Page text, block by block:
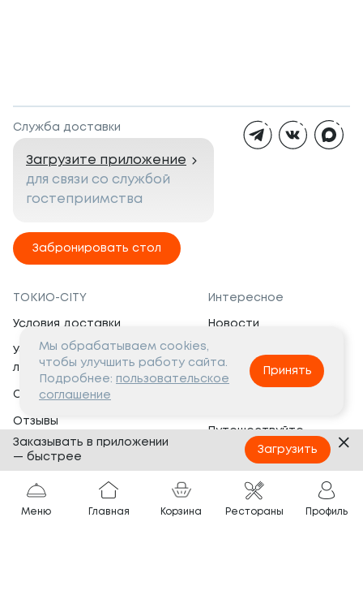
Служба доставки
Загрузите приложение
для связи со службой
гостеприимства
Забронировать стол
ТОКИО-CITY
Условия доставки
Условия программы
лояльности
Сертификаты
Отзывы
Банкеты
Вопросы и ответы
Интересное
Новости
Вакансии
Социальная жизнь
Путешествуйте
с ТОКИО-CITY
Партнёрам
Франшиза
Меню Главная Корзина Рестораны Профиль
Мы обрабатываем cookies,
чтобы улучшить работу сайта.
Подробнее: пользовательское
соглашение
Принять
Заказывать в приложении
— быстрее
Загрузить